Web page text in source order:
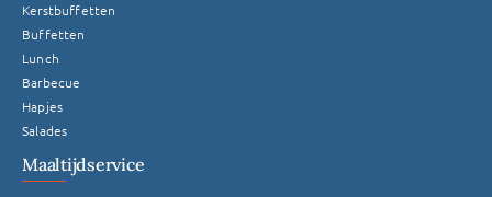
Kerstbuffetten
Buffetten
Lunch
Barbecue
Hapjes
Salades
Maaltijdservice